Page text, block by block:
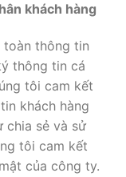
khách hàng
toàn thông tin
thông tin cá
tôi cam kết
khách hàng
chia sẻ và sử
tôi cam kết
của công ty.